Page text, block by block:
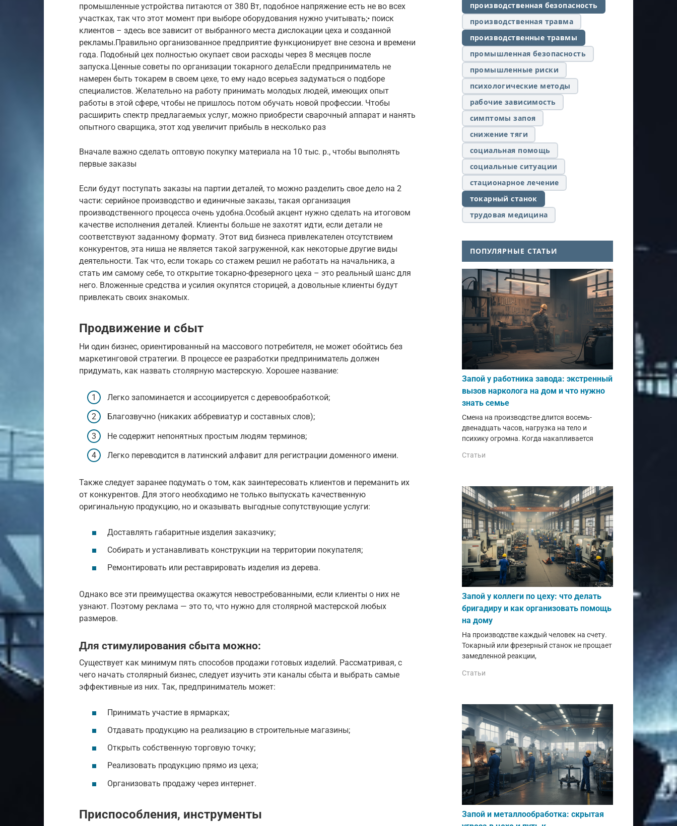
промышленные устройства питаются от 380 Вт, подобное напряжение есть не во всех
участках, так что этот момент при выборе оборудования нужно учитывать;• поиск
клиентов – здесь все зависит от выбранного места дислокации цеха и созданной
рекламы.Правильно организованное предприятие функционирует вне сезона и времени
года. Подобный цех полностью окупает свои расходы через 8 месяцев после
запуска.Ценные советы по организации токарного делаЕсли предприниматель не
намерен быть токарем в своем цехе, то ему надо всерьез задуматься о подборе
специалистов. Желательно на работу принимать молодых людей, имеющих опыт
работы в этой сфере, чтобы не пришлось потом обучать новой профессии. Чтобы
расширить спектр предлагаемых услуг, можно приобрести сварочный аппарат и нанять
опытного сварщика, этот ход увеличит прибыль в несколько раз
Вначале важно сделать оптовую покупку материала на 10 тыс. р., чтобы выполнять
первые заказы
Если будут поступать заказы на партии деталей, то можно разделить свое дело на 2
части: серийное производство и единичные заказы, такая организация
производственного процесса очень удобна.Особый акцент нужно сделать на итоговом
качестве исполнения деталей. Клиенты больше не захотят идти, если детали не
соответствуют заданному формату. Этот вид бизнеса привлекателен отсутствием
конкурентов, эта ниша не является такой загруженной, как некоторые другие виды
деятельности. Так что, если токарь со стажем решил не работать на начальника, а
стать им самому себе, то открытие токарно-фрезерного цеха – это реальный шанс для
него. Вложенные средства и усилия окупятся сторицей, а довольные клиенты будут
привлекать своих знакомых.
Продвижение и сбыт
Ни один бизнес, ориентированный на массового потребителя, не может обойтись без
маркетинговой стратегии. В процессе ее разработки предприниматель должен
придумать, как назвать столярную мастерскую. Хорошее название:
Легко запоминается и ассоциируется с деревообработкой;
Благозвучно (никаких аббревиатур и составных слов);
Не содержит непонятных простым людям терминов;
Легко переводится в латинский алфавит для регистрации доменного имени.
Также следует заранее подумать о том, как заинтересовать клиентов и переманить их
от конкурентов. Для этого необходимо не только выпускать качественную
оригинальную продукцию, но и оказывать выгодные сопутствующие услуги:
Доставлять габаритные изделия заказчику;
Собирать и устанавливать конструкции на территории покупателя;
Ремонтировать или реставрировать изделия из дерева.
Однако все эти преимущества окажутся невостребованными, если клиенты о них не
узнают. Поэтому реклама — это то, что нужно для столярной мастерской любых
размеров.
Для стимулирования сбыта можно:
Существует как минимум пять способов продажи готовых изделий. Рассматривая, с
чего начать столярный бизнес, следует изучить эти каналы сбыта и выбрать самые
эффективные из них. Так, предприниматель может:
Принимать участие в ярмарках;
Отдавать продукцию на реализацию в строительные магазины;
Открыть собственную торговую точку;
Реализовать продукцию прямо из цеха;
Организовать продажу через интернет.
Приспособления, инструменты
производственная безопасность
производственная травма
производственные травмы
промышленная безопасность
промышленные риски
психологические методы
рабочие зависимость
симптомы запоя
снижение тяги
социальная помощь
социальные ситуации
стационарное лечение
токарный станок
трудовая медицина
ПОПУЛЯРНЫЕ СТАТЬИ
Запой у работника завода: экстренный
вызов нарколога на дом и что нужно
знать семье
Смена на производстве длится восемь-
двенадцать часов, нагрузка на тело и
психику огромна. Когда накапливается
Статьи
Запой у коллеги по цеху: что делать
бригадиру и как организовать помощь
на дому
На производстве каждый человек на счету.
Токарный или фрезерный станок не прощает
замедленной реакции,
Статьи
Запой и металлообработка: скрытая